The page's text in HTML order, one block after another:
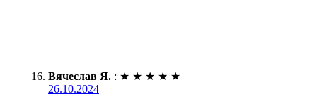
Вячеслав Я. : ★ ★ ★ ★ ★
26.10.2024